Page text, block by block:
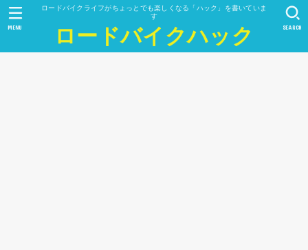
ロードバイクライフがちょっとでも楽しくなる「ハック」を書いていま
す
ロードバイクハック SEARCH
MENU